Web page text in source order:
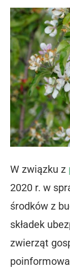
W związku z
2020 r. w
środków z
składek
zwierząt